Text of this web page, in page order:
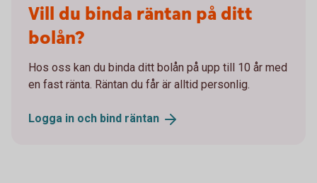
Vill du binda räntan på ditt
bolån?
Hos oss kan du binda ditt bolån på upp till 10 år med
en fast ränta. Räntan du får är alltid personlig.
Logga in och bind räntan